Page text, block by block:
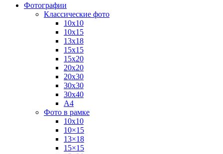
Фотографии
Классические фото
10х10
10х15
13х18
15х15
15х20
20х20
20х30
30х30
30х40
А4
Фото в рамке
10х10
10×15
13×18
15×15